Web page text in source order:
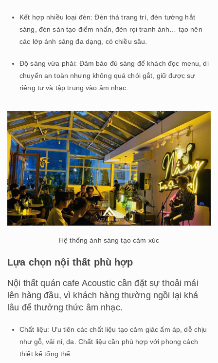
Kết hợp nhiều loại đèn: Đèn thả trang trí, đèn tường hắt
sáng, đèn sàn tạo điểm nhấn, đèn rọi tranh ảnh… tạo nên
các lớp ánh sáng đa dạng, có chiều sâu.
Độ sáng vừa phải: Đảm bảo đủ sáng để khách đọc menu, di
chuyển an toàn nhưng không quá chói gắt, giữ được sự
riêng tư và tập trung vào âm nhạc.
Hệ thống ánh sáng tạo cảm xúc
Lựa chọn nội thất phù hợp
Nội thất quán cafe Acoustic cần đặt sự thoải mái
lên hàng đầu, vì khách hàng thường ngồi lại khá
lâu để thưởng thức âm nhạc.
Chất liệu: Ưu tiên các chất liệu tạo cảm giác ấm áp, dễ chịu
như gỗ, vải nỉ, da. Chất liệu cần phù hợp với phong cách
thiết kế tổng thể.